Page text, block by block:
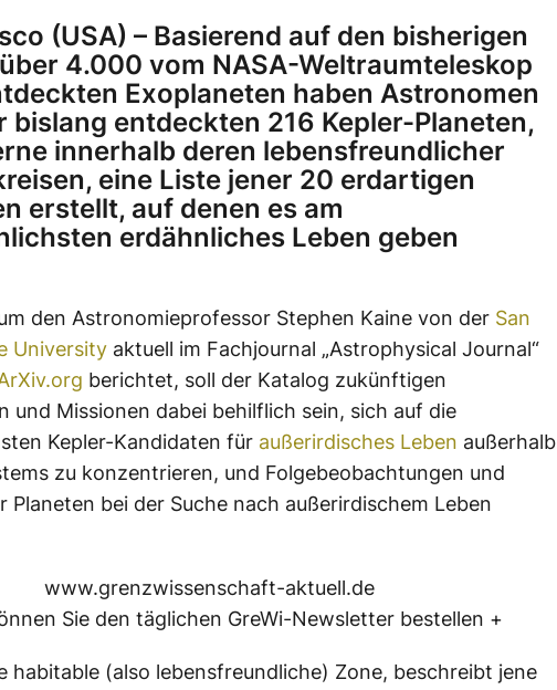
(USA) – Basierend auf den bisherigen
4.000 vom NASA-Weltraumteleskop
Exoplaneten haben Astronomen
bislang entdeckten 216 Kepler-Planeten,
innerhalb deren lebensfreundlicher
eine Liste jener 20 erdartigen
erstellt, auf denen es am
erdähnliches Leben geben
den Astronomieprofessor Stephen Kaine von der San
University aktuell im Fachjournal „Astrophysical Journal“
berichtet, soll der Katalog zukünftigen
und Missionen dabei behilflich sein, sich auf die
Kepler-Kandidaten für außerirdisches Leben außerhalb
zu konzentrieren, und Folgebeobachtungen und
Planeten bei der Suche nach außerirdischem Leben
www.grenzwissenschaft-aktuell.de
Sie den täglichen GreWi-Newsletter bestellen +
habitable (also lebensfreundliche) Zone, beschreibt jene